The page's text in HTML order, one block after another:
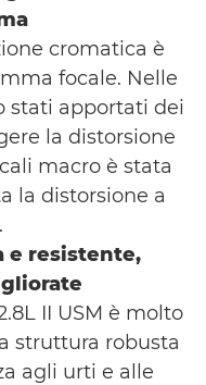
cromatica è
focale. Nelle
stati apportati dei
la distorsione
macro è stata
la distorsione a
e resistente,
II USM è molto
struttura robusta
agli urti e alle